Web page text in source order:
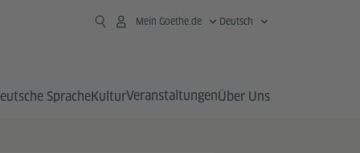
Mein Goethe.de Deutsch
SpracheKulturVeranstaltungenÜber Uns